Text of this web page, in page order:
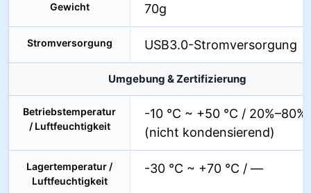
Gewicht 70g
Stromversorgung USB3.0-Stromversorgung
Umgebung & Zertifizierung
Betriebstemperatur
/ Luftfeuchtigkeit
-10 °C ~ +50 °C / 20%–80%
(nicht kondensierend)
Lagertemperatur /
Luftfeuchtigkeit
-30 °C ~ +70 °C / —